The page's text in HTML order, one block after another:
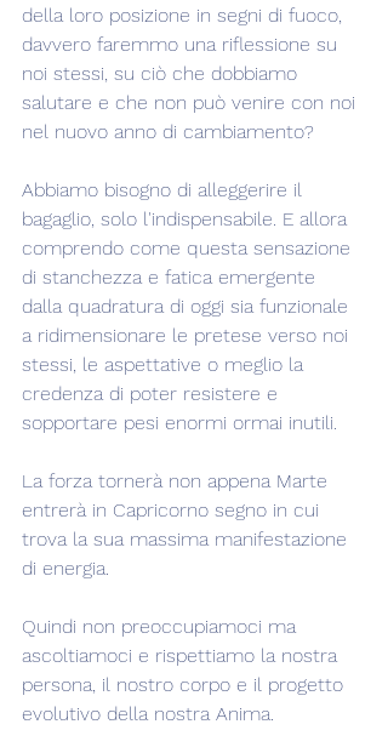
della loro posizione in segni di fuoco,
davvero faremmo una riflessione su
noi stessi, su ciò che dobbiamo
salutare e che non può venire con noi
nel nuovo anno di cambiamento?
Abbiamo bisogno di alleggerire il
bagaglio, solo l'indispensabile. E allora
comprendo come questa sensazione
di stanchezza e fatica emergente
dalla quadratura di oggi sia funzionale
a ridimensionare le pretese verso noi
stessi, le aspettative o meglio la
credenza di poter resistere e
sopportare pesi enormi ormai inutili.
La forza tornerà non appena Marte
entrerà in Capricorno segno in cui
trova la sua massima manifestazione
di energia.
Quindi non preoccupiamoci ma
ascoltiamoci e rispettiamo la nostra
persona, il nostro corpo e il progetto
evolutivo della nostra Anima.